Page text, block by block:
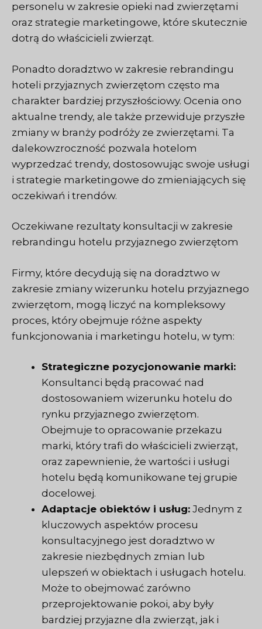
personelu w zakresie opieki nad zwierzętami
oraz strategie marketingowe, które skutecznie
dotrą do właścicieli zwierząt.
Ponadto doradztwo w zakresie rebrandingu
hoteli przyjaznych zwierzętom często ma
charakter bardziej przyszłościowy. Ocenia ono
aktualne trendy, ale także przewiduje przyszłe
zmiany w branży podróży ze zwierzętami. Ta
dalekowzroczność pozwala hotelom
wyprzedzać trendy, dostosowując swoje usługi
i strategie marketingowe do zmieniających się
oczekiwań i trendów.
Oczekiwane rezultaty konsultacji w zakresie
rebrandingu hotelu przyjaznego zwierzętom
Firmy, które decydują się na doradztwo w
zakresie zmiany wizerunku hotelu przyjaznego
zwierzętom, mogą liczyć na kompleksowy
proces, który obejmuje różne aspekty
funkcjonowania i marketingu hotelu, w tym:
Strategiczne pozycjonowanie marki:
Konsultanci będą pracować nad
dostosowaniem wizerunku hotelu do
rynku przyjaznego zwierzętom.
Obejmuje to opracowanie przekazu
marki, który trafi do właścicieli zwierząt,
oraz zapewnienie, że wartości i usługi
hotelu będą komunikowane tej grupie
docelowej.
Adaptacje obiektów i usług: Jednym z
kluczowych aspektów procesu
konsultacyjnego jest doradztwo w
zakresie niezbędnych zmian lub
ulepszeń w obiektach i usługach hotelu.
Może to obejmować zarówno
przeprojektowanie pokoi, aby były
bardziej przyjazne dla zwierząt, jak i